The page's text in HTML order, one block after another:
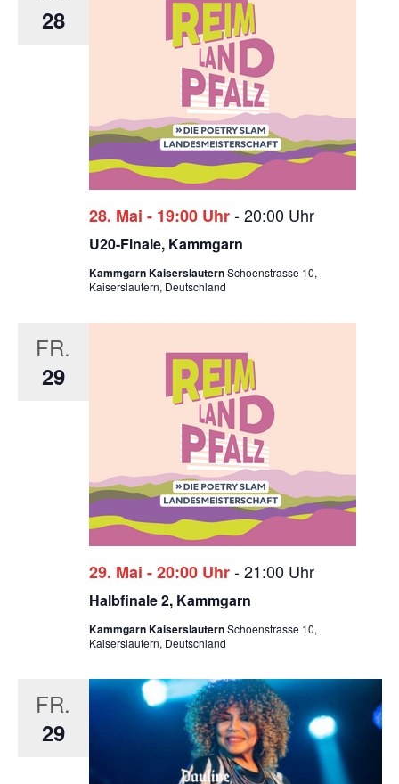
28
U20-Finale, Kammgarn
28. Mai - 19:00 Uhr-20:00 Uhr
Kammgarn KaiserslauternSchoenstrasse 10,
Kaiserslautern, Deutschland
FR.
29
Halbfinale 2, Kammgarn
29. Mai - 20:00 Uhr-21:00 Uhr
Kammgarn KaiserslauternSchoenstrasse 10,
Kaiserslautern, Deutschland
FR.
29